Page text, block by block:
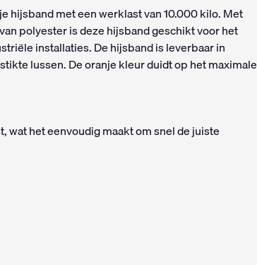
hijsband met een werklast van 10.000 kilo. Met
polyester is deze hijsband geschikt voor het
installaties. De hijsband is leverbaar in
lussen. De oranje kleur duidt op het maximale
het eenvoudig maakt om snel de juiste